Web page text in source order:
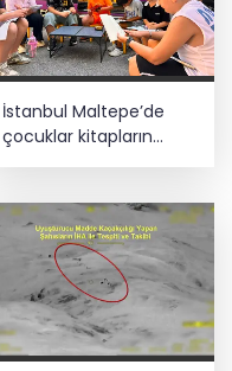
İstanbul Maltepe’de
çocuklar kitapların